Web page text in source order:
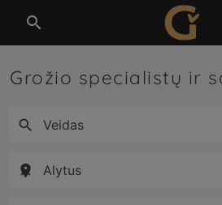

Grožio specialistų ir


